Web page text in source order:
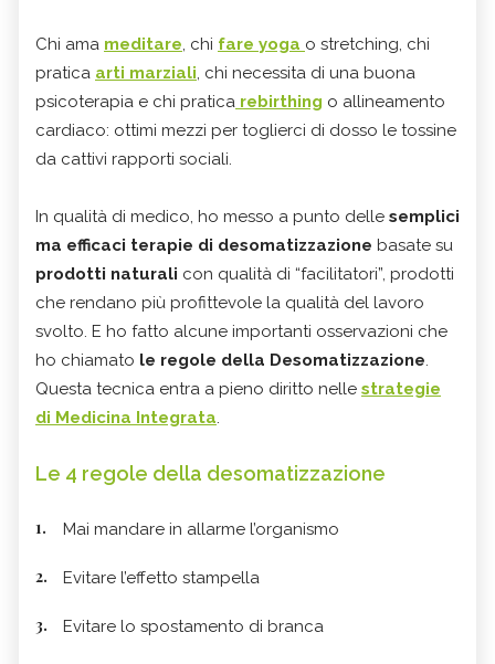
Chi ama meditare, chi fare yoga o stretching, chi
pratica arti marziali, chi necessita di una buona
psicoterapia e chi pratica rebirthing o allineamento
cardiaco: ottimi mezzi per toglierci di dosso le tossine
da cattivi rapporti sociali.
In qualità di medico, ho messo a punto delle semplici
ma efficaci terapie di desomatizzazione basate su
prodotti naturali con qualità di “facilitatori”, prodotti
che rendano più profittevole la qualità del lavoro
svolto. E ho fatto alcune importanti osservazioni che
ho chiamato le regole della Desomatizzazione.
Questa tecnica entra a pieno diritto nelle strategie
di Medicina Integrata.
Le 4 regole della desomatizzazione
Mai mandare in allarme l’organismo
Evitare l’effetto stampella
Evitare lo spostamento di branca